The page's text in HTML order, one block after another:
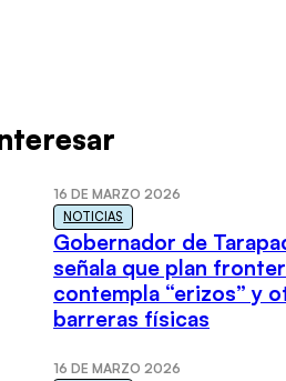
16 DE MARZO 2026
NOTICIAS
Gobernador de
señala que plan
contempla “erizos” y
barreras físicas
16 DE MARZO 2026